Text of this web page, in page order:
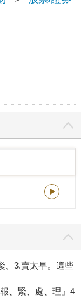
、3.賣太早。這些
、緊、處、理』4